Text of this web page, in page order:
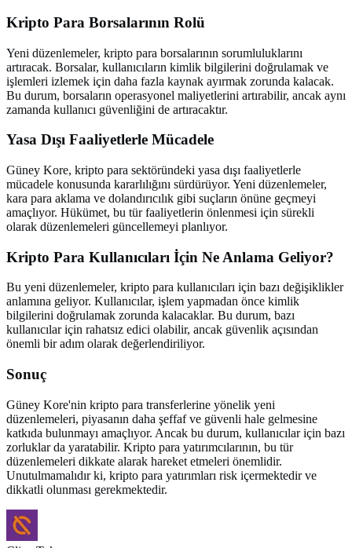
Kripto Para Borsalarının Rolü
Yeni düzenlemeler, kripto para borsalarının sorumluluklarını
artıracak. Borsalar, kullanıcıların kimlik bilgilerini doğrulamak ve
işlemleri izlemek için daha fazla kaynak ayırmak zorunda kalacak.
Bu durum, borsaların operasyonel maliyetlerini artırabilir, ancak aynı
zamanda kullanıcı güvenliğini de artıracaktır.
Yasa Dışı Faaliyetlerle Mücadele
Güney Kore, kripto para sektöründeki yasa dışı faaliyetlerle
mücadele konusunda kararlılığını sürdürüyor. Yeni düzenlemeler,
kara para aklama ve dolandırıcılık gibi suçların önüne geçmeyi
amaçlıyor. Hükümet, bu tür faaliyetlerin önlenmesi için sürekli
olarak düzenlemeleri güncellemeyi planlıyor.
Kripto Para Kullanıcıları İçin Ne Anlama Geliyor?
Bu yeni düzenlemeler, kripto para kullanıcıları için bazı değişiklikler
anlamına geliyor. Kullanıcılar, işlem yapmadan önce kimlik
bilgilerini doğrulamak zorunda kalacaklar. Bu durum, bazı
kullanıcılar için rahatsız edici olabilir, ancak güvenlik açısından
önemli bir adım olarak değerlendiriliyor.
Sonuç
Güney Kore'nin kripto para transferlerine yönelik yeni
düzenlemeleri, piyasanın daha şeffaf ve güvenli hale gelmesine
katkıda bulunmayı amaçlıyor. Ancak bu durum, kullanıcılar için bazı
zorluklar da yaratabilir. Kripto para yatırımcılarının, bu tür
düzenlemeleri dikkate alarak hareket etmeleri önemlidir.
Unutulmamalıdır ki, kripto para yatırımları risk içermektedir ve
dikkatli olunması gerekmektedir.